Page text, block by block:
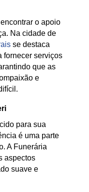
o apoio
Na cidade de
se destaca
fornecer serviços
que as
e
para sua
é uma parte
A Funerária
aspectos
suave e